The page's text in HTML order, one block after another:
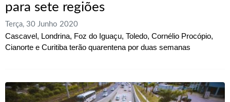
para sete regiões
Terça, 30 Junho 2020
Cascavel, Londrina, Foz do Iguaçu, Toledo, Cornélio Procópio,
Cianorte e Curitiba terão quarentena por duas semanas